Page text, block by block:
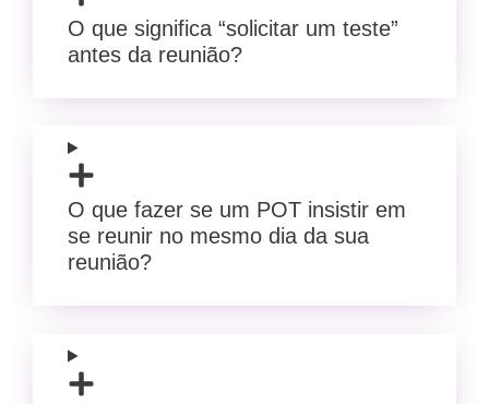
O que significa “solicitar um teste”
antes da reunião?
O que fazer se um POT insistir em
se reunir no mesmo dia da sua
reunião?